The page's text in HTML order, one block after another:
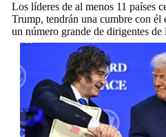
Los líderes de al menos 11 países
Trump, tendrán una cumbre con él
un número grande de dirigentes